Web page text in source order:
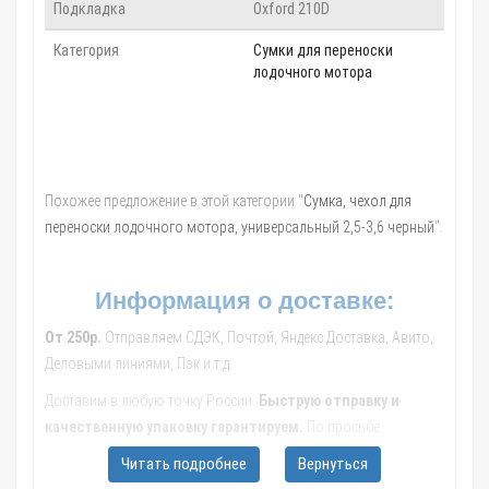
Подкладка Oxford 210D
Категория
Сумки для переноски
лодочного мотора
Похожее предложение в этой категории "Сумка, чехол для
переноски лодочного мотора, универсальный 2,5-3,6 черный".
Информация о доставке:
От 250р. Отправляем СДЭК, Почтой, Яндекс.Доставка, Авито,
Деловыми линиями, Пэк и т.д.
Доставим в любую точку России.
Быструю отправку и
качественную упаковку гарантируем.
рассмотрим другие варианты доставки. Мы гарантируем Ваше
удовольствие от сделанных покупок.
Читать подробнее Вернуться